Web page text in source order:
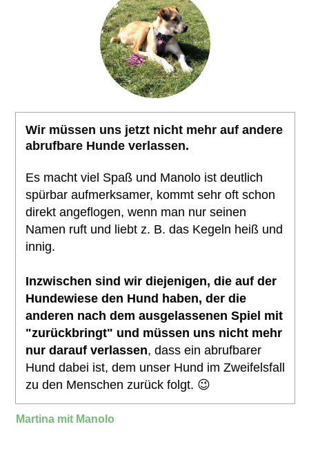
Wir müssen uns jetzt nicht mehr auf andere
abrufbare Hunde verlassen.
Es macht viel Spaß und Manolo ist deutlich
spürbar aufmerksamer, kommt sehr oft schon
direkt angeflogen, wenn man nur seinen
Namen ruft und liebt z. B. das Kegeln heiß und
innig.
Inzwischen sind wir diejenigen, die auf der
Hundewiese den Hund haben, der die
anderen nach dem ausgelassenen Spiel mit
"zurückbringt" und müssen uns nicht mehr
nur darauf verlassen, dass ein abrufbarer
Hund dabei ist, dem unser Hund im Zweifelsfall
zu den Menschen zurück folgt. 😉
Martina mit Manolo